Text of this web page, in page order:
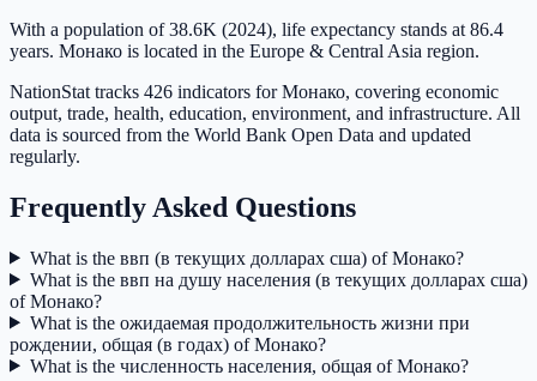
With a population of 38.6K (2024), life expectancy stands at 86.4
years. Монако is located in the Europe & Central Asia region.
NationStat tracks 426 indicators for Монако, covering economic
output, trade, health, education, environment, and infrastructure. All
data is sourced from the World Bank Open Data and updated
regularly.
Frequently Asked Questions
What is the ввп (в текущих долларах сша) of Монако?
What is the ввп на душу населения (в текущих долларах сша)
of Монако?
What is the ожидаемая продолжительность жизни при
рождении, общая (в годах) of Монако?
What is the численность населения, общая of Монако?